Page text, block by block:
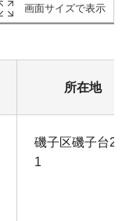
画面サイズで表示
所在地
磯子区磯子台
1